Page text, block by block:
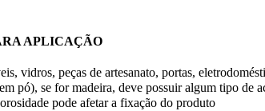
APLICAÇÃO
vidros, peças de artesanato, portas,
pó), se for madeira, deve possuir algum tipo de
pode afetar a fixação do produto